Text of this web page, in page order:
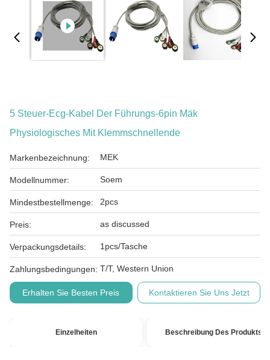
5 Steuer-Ecg-Kabel Der Führungs-6pin Mäk
Physiologisches Mit Klemmschnellende
Markenbezeichnung: MEK
Modellnummer: Soem
Mindestbestellmenge: 2pcs
Preis: as discussed
Verpackungsdetails: 1pcs/Tasche
Zahlungsbedingungen: T/T, Western Union
Erhalten Sie Besten Preis Kontaktieren Sie Uns Jetzt
Einzelheiten Beschreibung Des Produkts